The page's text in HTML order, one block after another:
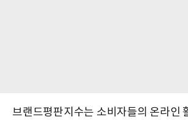
브랜드평판지수는 소비자들의 온라인